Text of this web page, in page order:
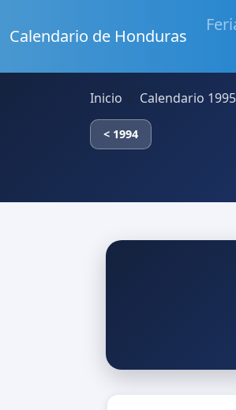
Calendario de Honduras
Inicio Calendario 1995
< 1994